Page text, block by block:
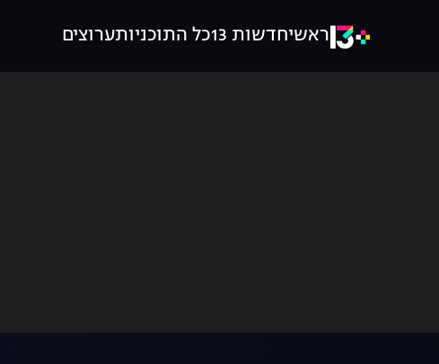
ראשיחדשות 13 כל התוכניותערוצים